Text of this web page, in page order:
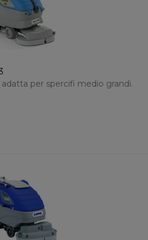
per spercifi medio grandi.